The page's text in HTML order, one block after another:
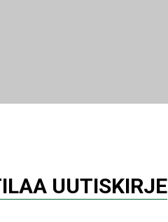
UUTISKIRJE